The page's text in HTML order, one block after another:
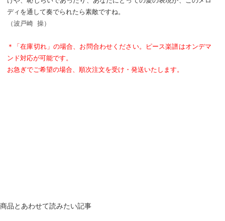
ディを通して奏でられたら素敵ですね。
（波戸崎 操）
＊「在庫切れ」の場合、お問合わせください。ピース楽譜はオンデマ
ンド対応が可能です。
お急ぎでご希望の場合、順次注文を受け・発送いたします。
商品とあわせて読みたい記事